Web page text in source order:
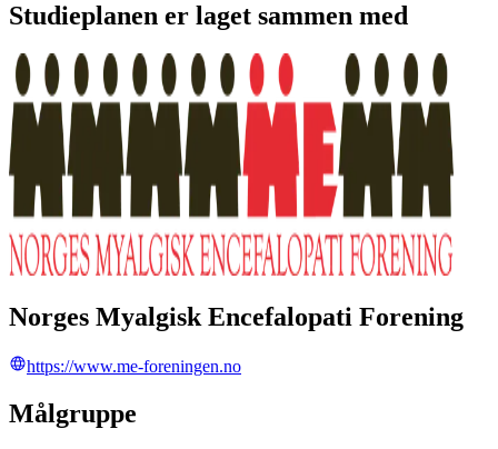
Studieplanen er laget sammen med
Norges Myalgisk Encefalopati Forening
https://www.me-foreningen.no
Målgruppe